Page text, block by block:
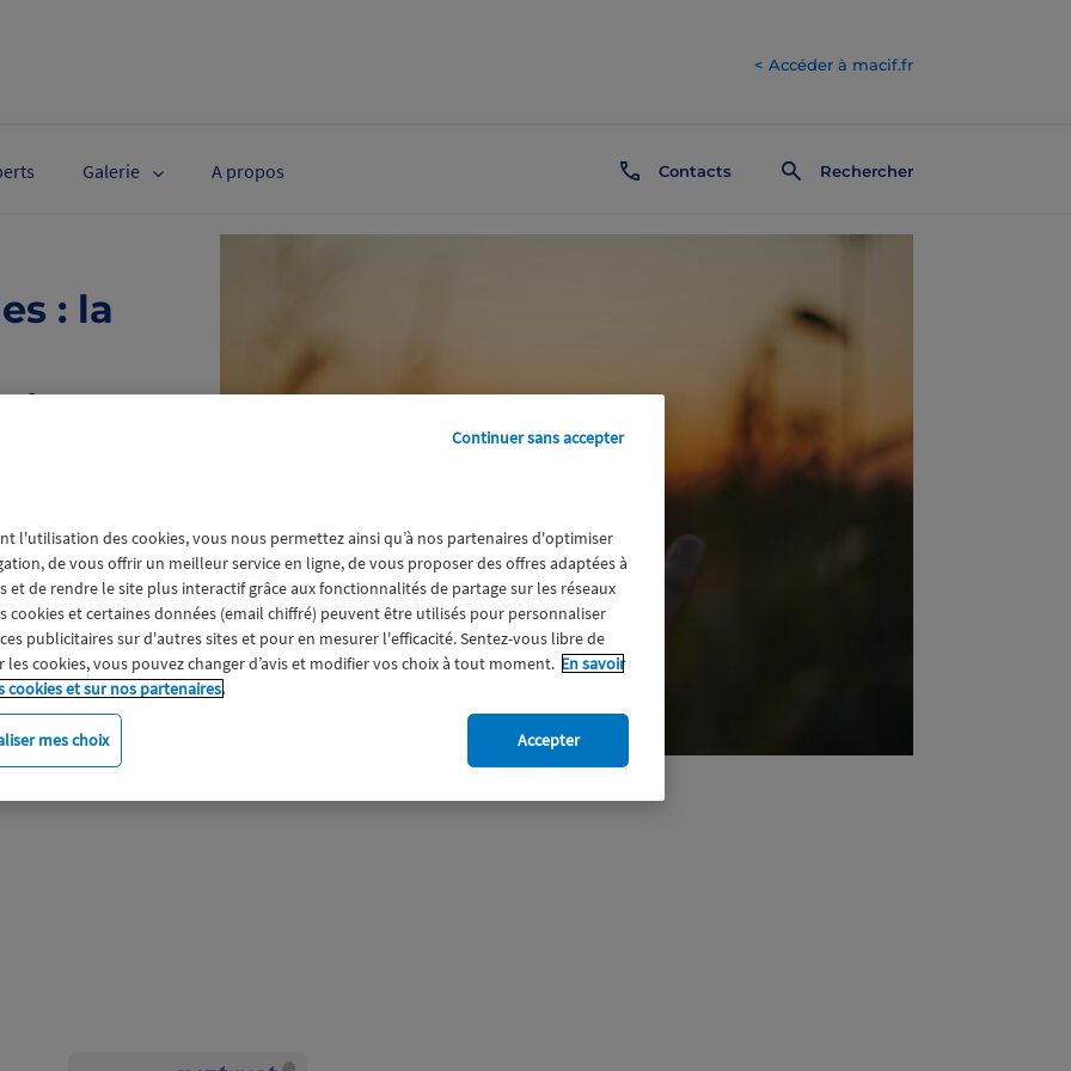
< Accéder à macif.fr
Contacts Rechercher
Galerie A propos
: la
chaque année
renforce son
dispositif
partagée et
prise en charge
victimes de
détenus
l'utilisation des cookies, vous nous permettez ainsi qu’à nos partenaires d'optimiser
de vous offrir un meilleur service en ligne, de vous proposer des offres adaptées à
et de rendre le site plus interactif grâce aux fonctionnalités de partage sur les réseaux
cookies et certaines données (email chiffré) peuvent être utilisés pour personnaliser
publicitaires sur d'autres sites et pour en mesurer l'efficacité. Sentez-vous libre de
les cookies, vous pouvez changer d’avis et modifier vos choix à tout moment. En savoir
cookies et sur nos partenaires.
mes choix
Continuer sans accepter
Accepter